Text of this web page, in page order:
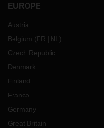
EUROPE
Austria
Belgium (FR NL )
Czech Republic
Denmark
Finland
France
Germany
Great Britain